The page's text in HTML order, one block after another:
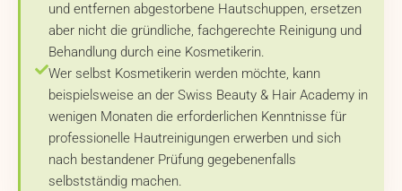
und entfernen abgestorbene Hautschuppen, ersetzen
aber nicht die gründliche, fachgerechte Reinigung und
Behandlung durch eine Kosmetikerin.
Wer selbst Kosmetikerin werden möchte, kann
beispielsweise an der Swiss Beauty & Hair Academy in
wenigen Monaten die erforderlichen Kenntnisse für
professionelle Hautreinigungen erwerben und sich
nach bestandener Prüfung gegebenenfalls
selbstständig machen.